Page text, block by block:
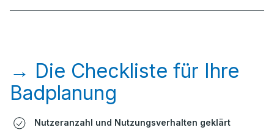
→ Die Checkliste für Ihre
Badplanung
Nutzeranzahl und Nutzungsverhalten geklärt